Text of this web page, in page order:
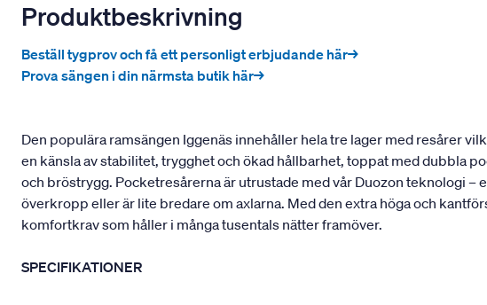
Produktbeskrivning
Beställ tygprov och få ett personligt erbjudande här→
Prova sängen i din närmsta butik här→
Den populära ramsängen Iggenäs innehåller hela tre lager med resårer
en känsla av stabilitet, trygghet och ökad hållbarhet, toppat med dubbla
och bröstrygg. Pocketresårerna är utrustade med vår Duozon teknologi
överkropp eller är lite bredare om axlarna. Med den extra höga och
komfortkrav som håller i många tusentals nätter framöver.
SPECIFIKATIONER